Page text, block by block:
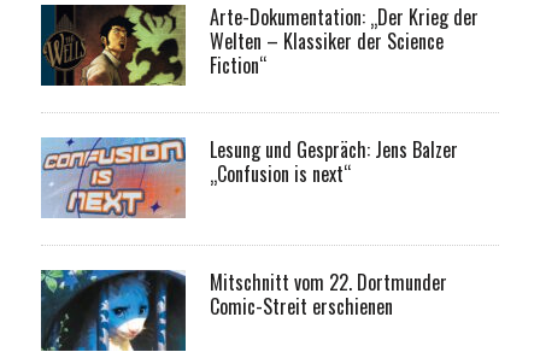
Arte-Dokumentation: „Der Krieg der
Welten – Klassiker der Science
Fiction“
Lesung und Gespräch: Jens Balzer
„Confusion is next“
Mitschnitt vom 22. Dortmunder
Comic-Streit erschienen